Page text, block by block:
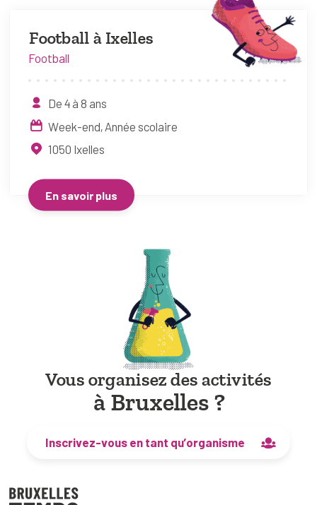
Football à Ixelles
Football
De 4 à 8 ans
Week-end Année scolaire
1050 Ixelles
En savoir plus
Vous organisez des activités
à Bruxelles ?
Inscrivez-vous en tant qu’organisme